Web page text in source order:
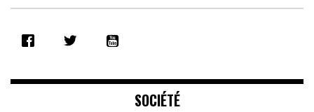
RSS FEED
EMBED
SOCIÉTÉ